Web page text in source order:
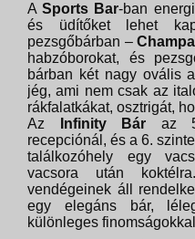
ASports Bar-ban
és üdítőket lehet
pezsgőbárban –
habzóborokat, és
bárban két nagy ovális
jég, ami nem csak az
rákfalatkákat, osztrigát,
Az
Infinity Bár az
recepciónál, és a 6.
találkozóhely egy
vacsora után
vendégeinek áll
egy elegáns bár,
különleges